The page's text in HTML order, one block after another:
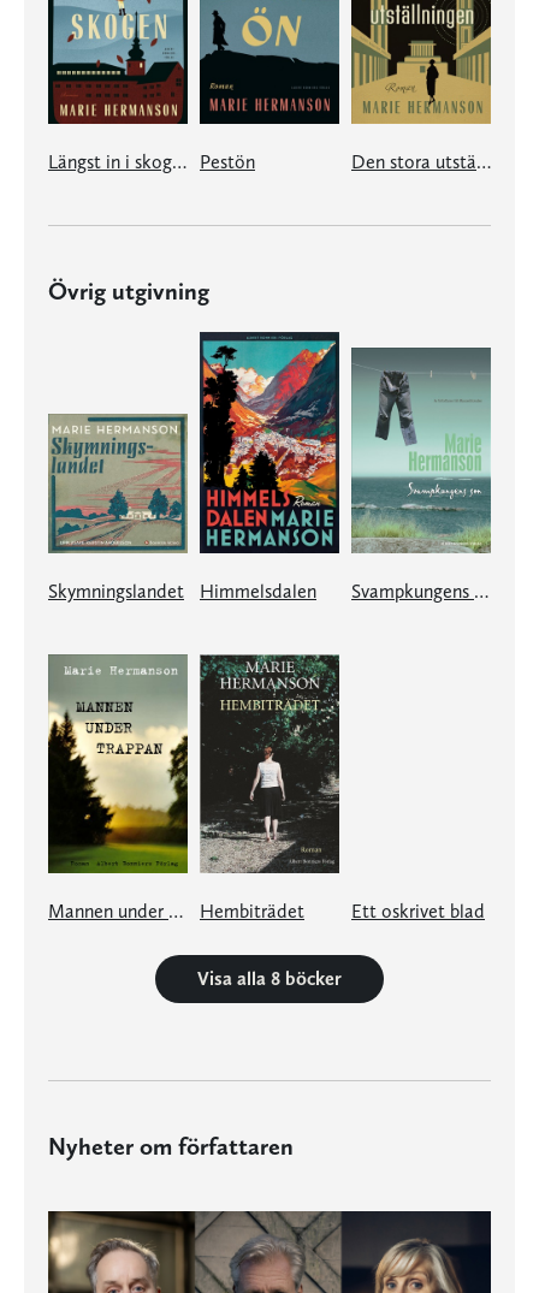
Längst in i skogen Pestön Den stora utställningen
Övrig utgivning
Skymningslandet Himmelsdalen Svampkungens son
Mannen under trappan Hembiträdet Ett oskrivet blad
Visa alla 8 böcker
Nyheter om författaren